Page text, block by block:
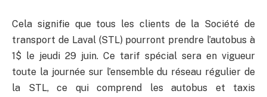
Cela signifie que tous les clients de la Société de
transport de Laval (STL) pourront prendre l’autobus à
1$ le jeudi 29 juin. Ce tarif spécial sera en vigueur
toute la journée sur l’ensemble du réseau régulier de
la STL, ce qui comprend les autobus et taxis